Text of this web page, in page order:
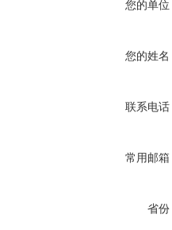
您的单位
您的姓名
联系电话
常用邮箱
省份